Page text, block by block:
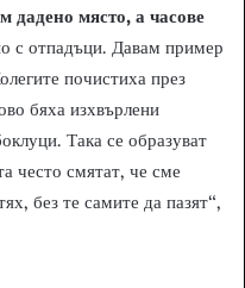
дадено място, а часове
с отпадъци. Давам пример
почистиха през
бяха изхвърлени
Така се образуват
често смятат, че сме
без те самите да пазят“,